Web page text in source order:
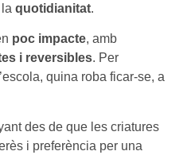
quotidianitat.
poc impacte, amb
i reversibles. Per
quina roba ficar-se, a
des de que les criatures
i preferència per una